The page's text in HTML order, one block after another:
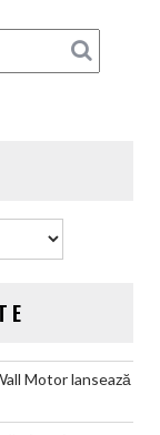
benzină
a
pentru
Motor lansează